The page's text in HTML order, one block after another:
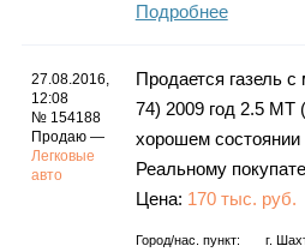
Подробнее
27.08.2016,
12:08
№ 154188
Продаю —
Легковые
авто
Продается газель
74) 2009 год 2.5 MT
хорошем
Реальному
Цена: 170 тыс. руб.
Город/нас. пункт: г.